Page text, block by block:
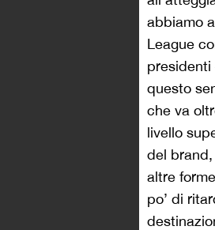
abbiamo
League
presidenti
questo
che va
livello
del brand,
altre
po’ di